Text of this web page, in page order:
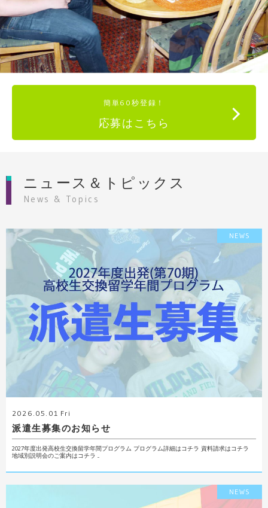
簡単60秒登録！
応募はこちら
ニュース＆トピックス
News & Topics
NEWS
2026.05.01 Fri
派遣生募集のお知らせ
2027年度出発高校生交換留学年間プログラム プログラム詳細はコチラ 資料請求はコチラ
地域別説明会のご案内はコチラ ...
NEWS